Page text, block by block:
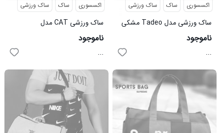
اکسسوری ساک ساک ورزشی
ساک ورزشی CAT مدل
ERPILLAR
ناموجود
...
اکسسوری ساک ساک ورزشی
ساک ورزشی مدل Tadeo مشکی
ناموجود
...